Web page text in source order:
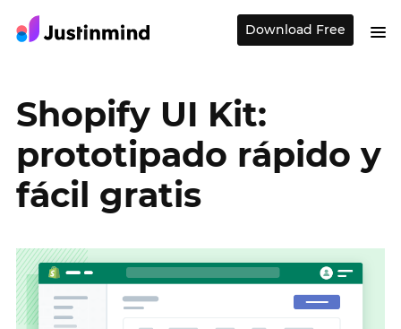
Download Free
Shopify UI Kit:
prototipado rápido y
fácil gratis